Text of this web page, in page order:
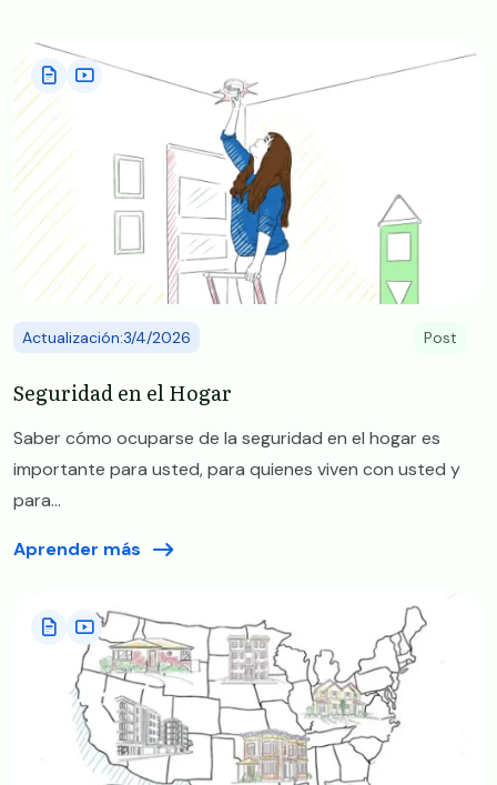
Image
Actualización:3/4/2026 Post
Seguridad en el Hogar
Saber cómo ocuparse de la seguridad en el hogar es
importante para usted, para quienes viven con usted y
para...
Aprender más